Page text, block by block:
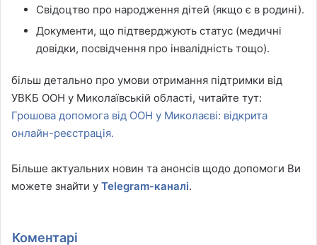
Свідоцтво про народження дітей (якщо є в родині).
Документи, що підтверджують статус (медичні
довідки, посвідчення про інвалідність тощо).
більш детально про умови отримання підтримки від
УВКБ ООН у Миколаївській області, читайте тут:
Грошова допомога від ООН у Миколаєві: відкрита
онлайн-реєстрація.
Більше актуальних новин та анонсів щодо допомоги Ви
можете знайти у Telegram-каналі.
Коментарі